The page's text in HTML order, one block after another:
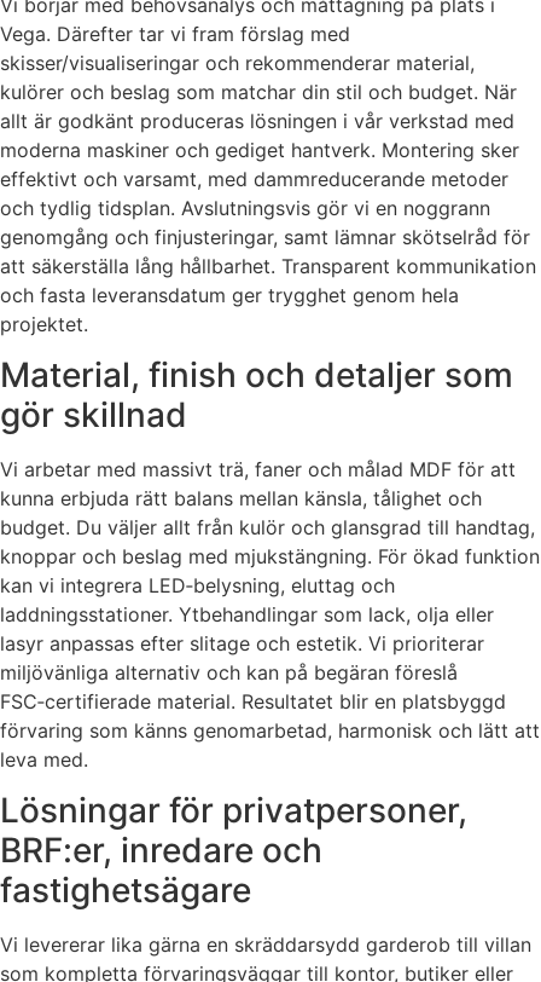
Vega. Därefter tar vi fram förslag med
skisser/visualiseringar och rekommenderar material,
kulörer och beslag som matchar din stil och budget. När
allt är godkänt produceras lösningen i vår verkstad med
moderna maskiner och gediget hantverk. Montering sker
effektivt och varsamt, med dammreducerande metoder
och tydlig tidsplan. Avslutningsvis gör vi en noggrann
genomgång och finjusteringar, samt lämnar skötselråd för
att säkerställa lång hållbarhet. Transparent kommunikation
och fasta leveransdatum ger trygghet genom hela
projektet.
Material, finish och detaljer som
gör skillnad
Vi arbetar med massivt trä, faner och målad MDF för att
kunna erbjuda rätt balans mellan känsla, tålighet och
budget. Du väljer allt från kulör och glansgrad till handtag,
knoppar och beslag med mjukstängning. För ökad funktion
kan vi integrera LED‑belysning, eluttag och
laddningsstationer. Ytbehandlingar som lack, olja eller
lasyr anpassas efter slitage och estetik. Vi prioriterar
miljövänliga alternativ och kan på begäran föreslå
FSC‑certifierade material. Resultatet blir en platsbyggd
förvaring som känns genomarbetad, harmonisk och lätt att
leva med.
Lösningar för privatpersoner,
BRF:er, inredare och
fastighetsägare
Vi levererar lika gärna en skräddarsydd garderob till villan
som kompletta förvaringsväggar till kontor, butiker eller